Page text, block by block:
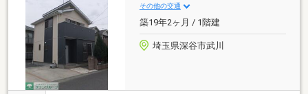
その他の交通
築19年2ヶ月 / 1階建
埼玉県深谷市武川